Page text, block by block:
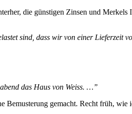
die günstigen Zinsen und
sind, dass wir von einer Lieferzeit
das Haus von Weiss. …”
Bemusterung gemacht. Recht früh, wie